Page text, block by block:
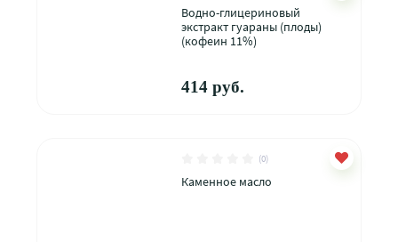
Водно-глицериновый
экстракт гуараны (плоды)
(кофеин 11%)
414 руб.
(0)
Каменное масло